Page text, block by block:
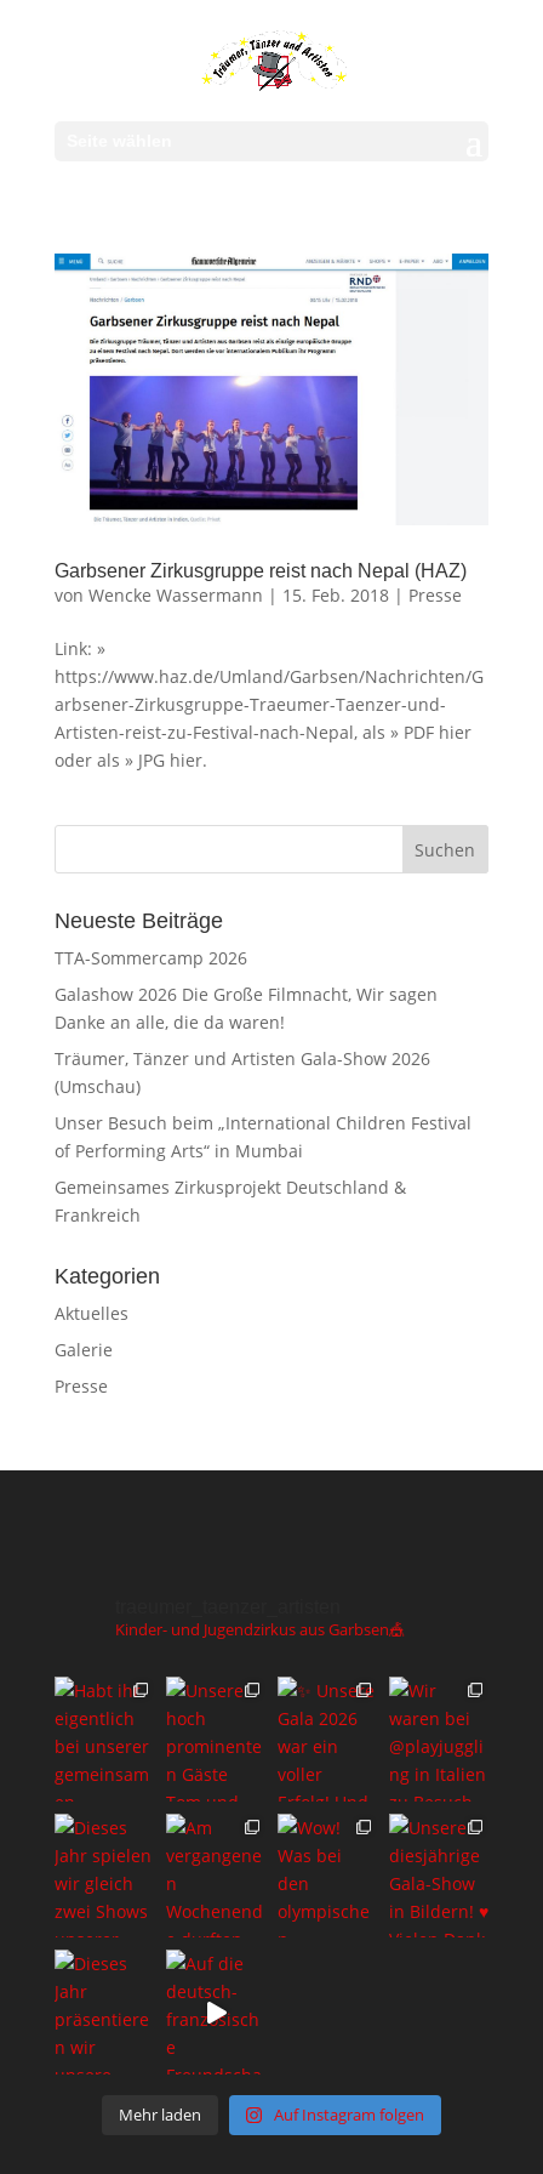
Garbsener Zirkusgruppe reist nach Nepal (HAZ)
von Wencke Wassermann | 15. Feb. 2018| Presse
Link: »
https://www.haz.de/Umland/Garbsen/Nachrichten/G
arbsener-Zirkusgruppe-Traeumer-Taenzer-und-
Artisten-reist-zu-Festival-nach-Nepal, als » PDF hier
oder als » JPG hier.
Neueste Beiträge
TTA-Sommercamp 2026
Galashow 2026 Die Große Filmnacht, Wir sagen
Danke an alle, die da waren!
Träumer, Tänzer und Artisten Gala-Show 2026
(Umschau)
Unser Besuch beim „International Children Festival
of Performing Arts“ in Mumbai
Gemeinsames Zirkusprojekt Deutschland &
Frankreich
Kategorien
Aktuelles
Galerie
Presse
Kinder- und Jugendzirkus aus Garbsen🎪
Mehr laden Auf Instagram folgen